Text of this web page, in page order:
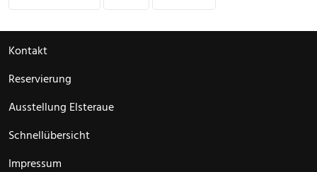
Kontakt
Reservierung
Ausstellung Elsteraue
Schnellübersicht
Impressum